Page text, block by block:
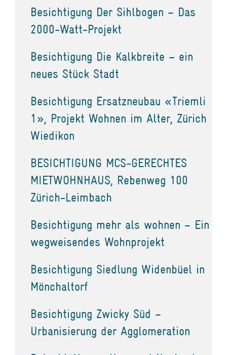
Besichtigung Der Sihlbogen – Das
2000-Watt-Projekt
Besichtigung Die Kalkbreite – ein
neues Stück Stadt
Besichtigung Ersatzneubau «Triemli
1», Projekt Wohnen im Alter, Zürich
Wiedikon
BESICHTIGUNG MCS-GERECHTES
MIETWOHNHAUS, Rebenweg 100
Zürich-Leimbach
Besichtigung mehr als wohnen – Ein
wegweisendes Wohnprojekt
Besichtigung Siedlung Widenbüel in
Mönchaltorf
Besichtigung Zwicky Süd –
Urbanisierung der Agglomeration